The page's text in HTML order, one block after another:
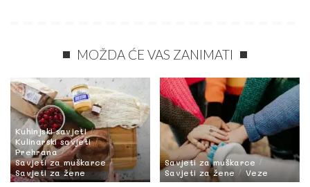
MOŽDA ĆE VAS ZANIMATI
Kuhinjski savjeti
Kulinarski savjeti
Prehrana
Savjeti za muškarce
Savjeti za žene
Savjeti za muškarce
Savjeti za žene
Veze